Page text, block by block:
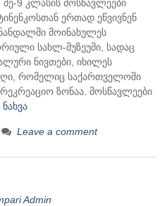
9 კლასის მოსწავლეები
ერთად ეწვივნენ
მოინახულეს
სახლ-მუზეუმი, სადაც
ნივთები, იხილეს
რომელიც საქართველოში
ზონაა. მოსწავლეები
Leave a comment
Admin